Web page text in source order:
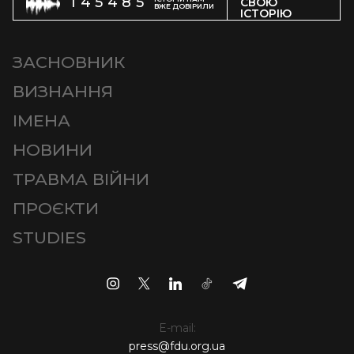
ВЖЕ ДОВІРИЛИ
ІСТОРІЮ
ЗАСНОВНИК
ВИЗНАННЯ
ІМЕНА
НОВИНИ
ТРАВМА ВІЙНИ
ПРОЄКТИ
STUDIES
E-mail:
press@fdu.org.ua